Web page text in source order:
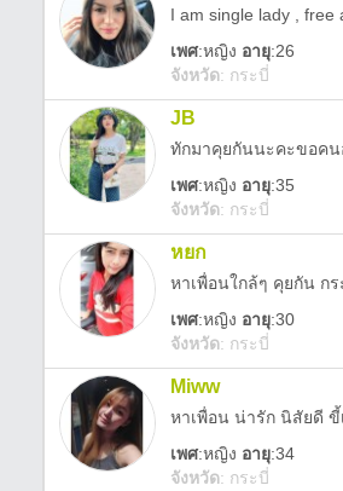
เพศ:หญิง อายุ:26
จังหวัด: กระบี่
JB
ทักมาคุยกันนะคะขอคน
เพศ:หญิง อายุ:35
จังหวัด: กระบี่
หยก
หาเพื่อนใกล้ๆ คุยกัน กร
เพศ:หญิง อายุ:30
จังหวัด: กระบี่
Miww
หาเพื่อน น่ารัก นิสัยดี ขี้
เพศ:หญิง อายุ:34
จังหวัด: กระบี่